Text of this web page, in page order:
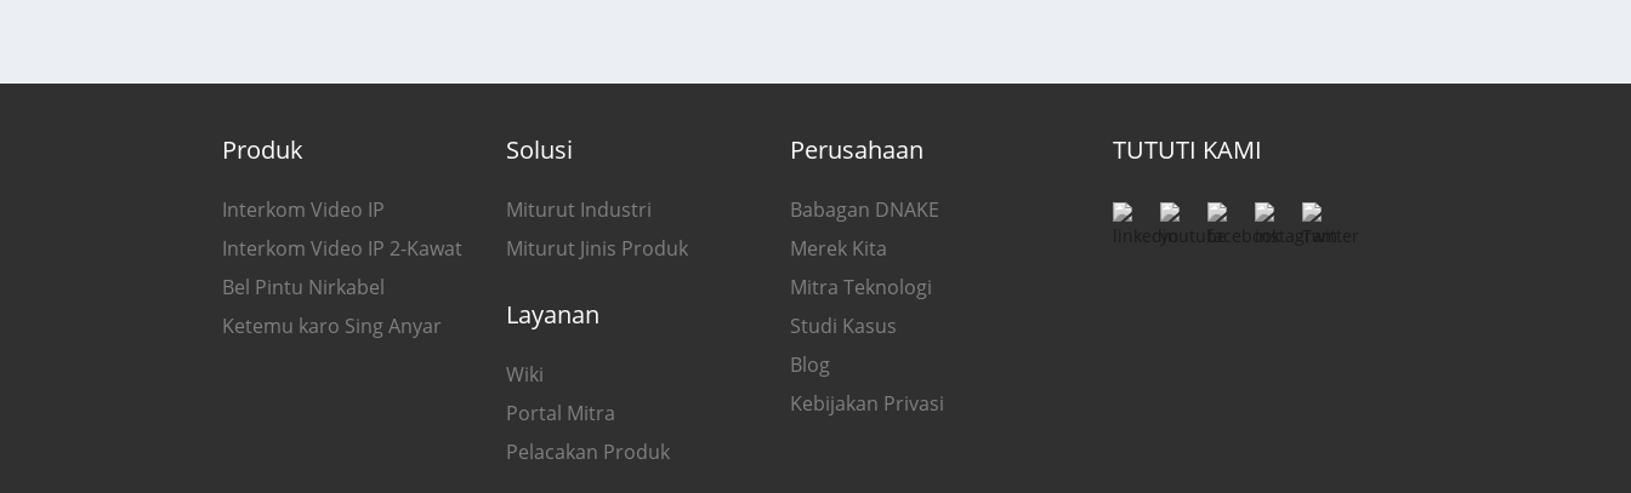
Produk
Interkom Video IP
Interkom Video IP 2-Kawat
Bel Pintu Nirkabel
Ketemu karo Sing Anyar
Solusi
Miturut Industri
Miturut Jinis Produk
Layanan
Wiki
Portal Mitra
Pelacakan Produk
Perusahaan
Babagan DNAKE
Merek Kita
Mitra Teknologi
Studi Kasus
Blog
Kebijakan Privasi
TUTUTI KAMI